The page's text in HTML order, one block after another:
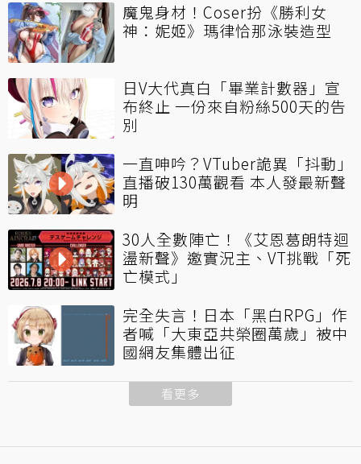
魔鬼身材！Coser扮《勝利女
神：妮姬》瑪律恰那泳裝造型
日V大代真白「畢業計數器」宣
布終止 一份來自粉絲500天的告
別
一直呻吟？VTuber詭異「抖動」
直播破130萬觀看 本人發最新聲
明
30人全數陣亡！《艾恩葛朗特迴
盪新聲》邀實況主、VT挑戰「死
亡模式」
完全失言！日本「黑白RPG」作
者喊「大東亞共榮圈萬歲」被中
國網友集體出征
看更多